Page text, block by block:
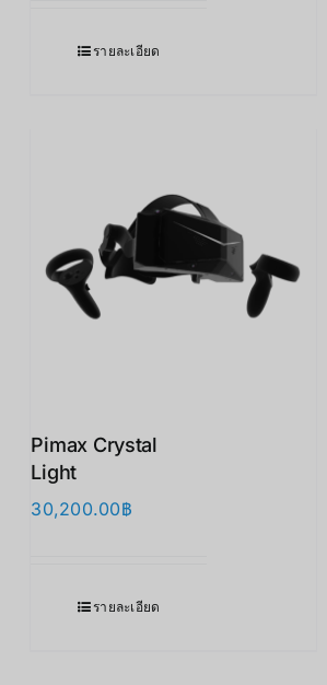
รายละเอียด
Pimax Crystal
Light
30,200.00฿
รายละเอียด